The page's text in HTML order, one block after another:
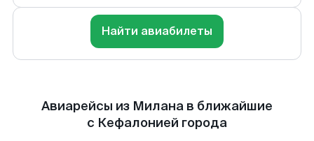
Найти авиабилеты
Авиарейсы из Милана в ближайшие
с Кефалонией города